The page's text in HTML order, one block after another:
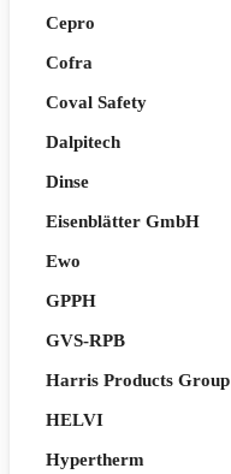
Cepro
Cofra
Coval Safety
Dalpitech
Dinse
Eisenblätter GmbH
Ewo
GPPH
GVS-RPB
Harris Products Group
HELVI
Hypertherm